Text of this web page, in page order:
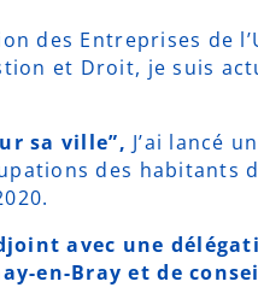
des Entreprises de
et Droit, je suis
sa ville”, J’ai lancé
des habitants
avec une
en-Bray et de